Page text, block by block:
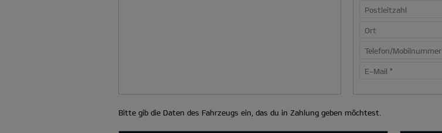
Postleitzahl
Ort
Telefon/Mobilnummer
E-Mail *
Bitte gib die Daten des Fahrzeugs ein, das du in Zahlung geben möchtest.